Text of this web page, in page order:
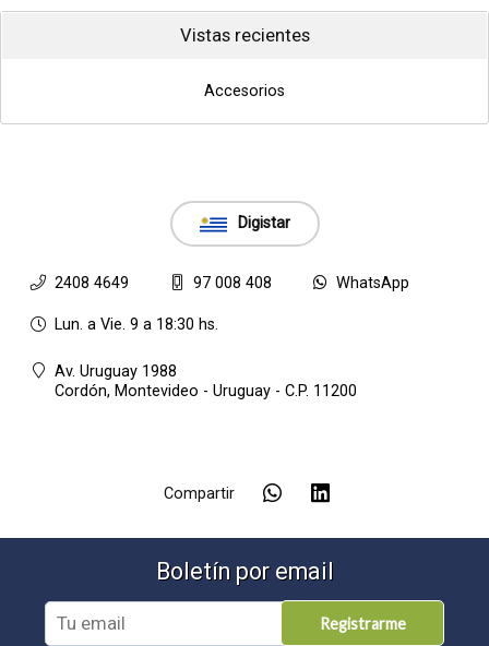
Vistas recientes
Accesorios
Digistar
2408 4649 97 008 408 WhatsApp
Lun. a Vie. 9 a 18:30 hs.
Av. Uruguay 1988
Cordón, Montevideo - Uruguay - C.P. 11200
Compartir
Boletín por email
Registrarme